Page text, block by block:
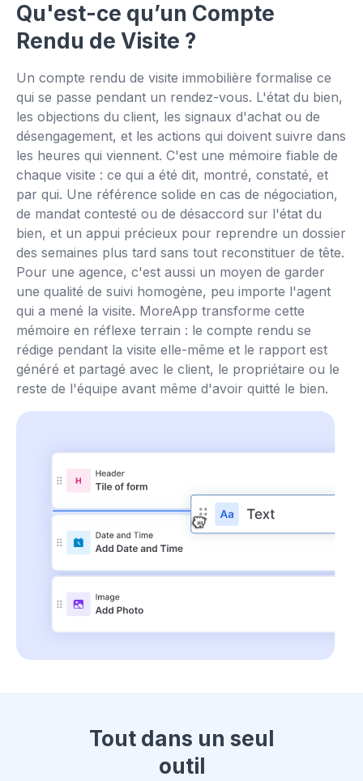
👆
Qu'est-ce qu’un Compte
Rendu de Visite ?
Un compte rendu de visite immobilière formalise ce
qui se passe pendant un rendez-vous. L'état du bien,
les objections du client, les signaux d'achat ou de
désengagement, et les actions qui doivent suivre dans
les heures qui viennent. C'est une mémoire fiable de
chaque visite : ce qui a été dit, montré, constaté, et
par qui. Une référence solide en cas de négociation,
de mandat contesté ou de désaccord sur l'état du
bien, et un appui précieux pour reprendre un dossier
des semaines plus tard sans tout reconstituer de tête.
Pour une agence, c'est aussi un moyen de garder
une qualité de suivi homogène, peu importe l'agent
qui a mené la visite. MoreApp transforme cette
mémoire en réflexe terrain : le compte rendu se
rédige pendant la visite elle-même et le rapport est
généré et partagé avec le client, le propriétaire ou le
reste de l'équipe avant même d'avoir quitté le bien.
Tout dans un seul
outil